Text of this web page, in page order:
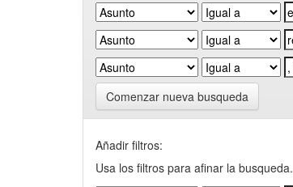
Comenzar nueva busqueda
Añadir filtros:
Usa los filtros para afinar la busqueda.